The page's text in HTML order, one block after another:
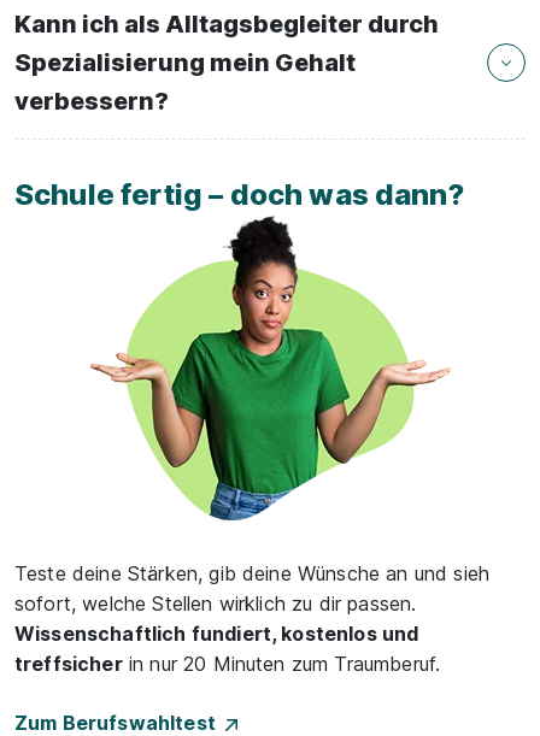
Kann ich als Alltagsbegleiter durch
Spezialisierung mein Gehalt
verbessern?
Schule fertig – doch was dann?
Teste deine Stärken, gib deine Wünsche an und sieh
sofort, welche Stellen wirklich zu dir passen.
Wissenschaftlich fundiert, kostenlos und
treffsicherin nur 20 Minuten zum Traumberuf.
Zum Berufswahltest